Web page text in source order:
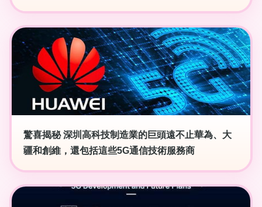
驚喜揭秘 深圳高科技制造業的巨頭遠不止華為、大
疆和創維，還包括這些5G通信技術服務商